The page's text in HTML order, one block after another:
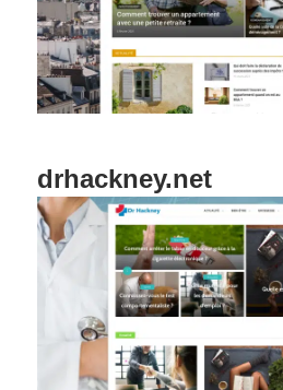
drhackney.net